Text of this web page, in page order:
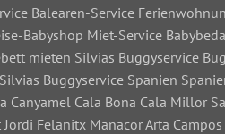
Balearen-Service
Babyshop Miet-Service
mieten Silvias Buggyservice
Buggyservice Spanien
Canyamel Cala Bona Cala Millor
Felanitx Manacor Arta